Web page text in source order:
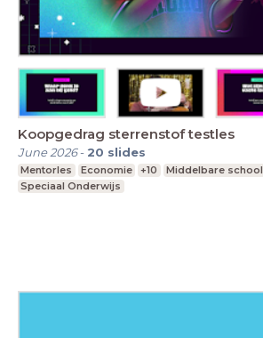
Koopgedrag sterrenstof testles
June 2026- 20 slides
Mentorles Economie +10 Middelbare school
Speciaal Onderwijs